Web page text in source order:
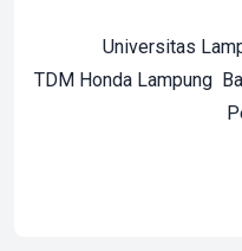
Universitas
TDM Honda Lampung